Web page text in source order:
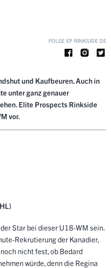
FOLGE EP RINKSIDE DE
und Kaufbeuren. Auch in
unter ganz genauer
Elite Prospects Rinkside
vor.
Star bei dieser U18-WM sein.
Rekrutierung der Kanadier,
nicht fest, ob Bedard
würde, denn die Regina